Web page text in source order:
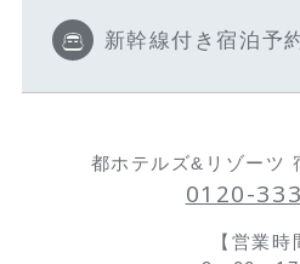
新幹線付き宿泊予
都ホテルズ&リゾーツ
0120-
【営業時